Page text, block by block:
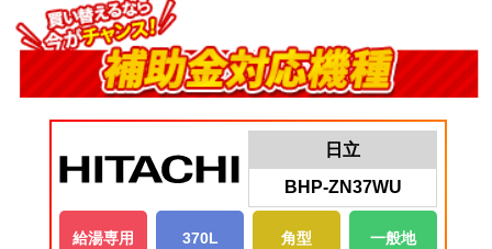
日立
BHP-ZN37WU
給湯専用 370L 角型 一般地